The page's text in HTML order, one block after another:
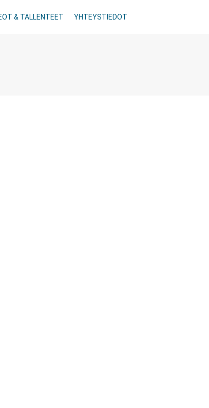
& TALLENTEET YHTEYSTIEDOT